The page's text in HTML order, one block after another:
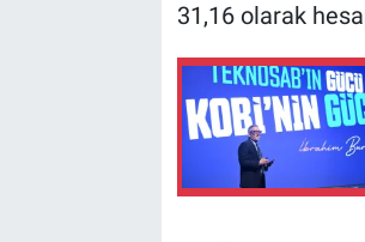
31,16 olarak